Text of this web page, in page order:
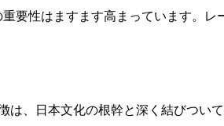
要性はますます高まっています。
、日本文化の根幹と深く結びつい